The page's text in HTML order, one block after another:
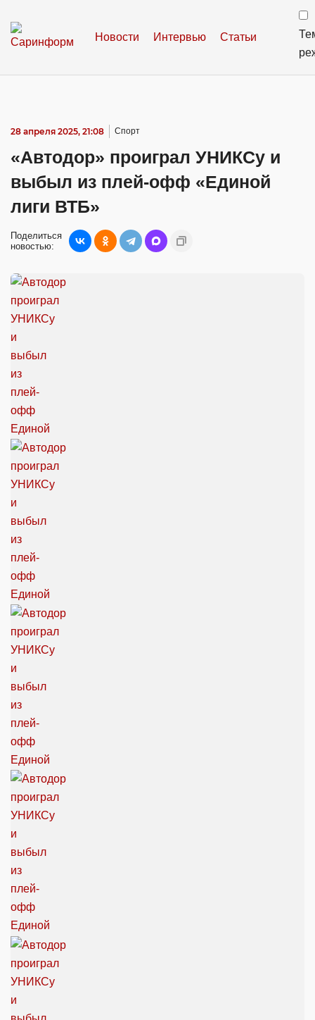
Новости Интервью Статьи
28 апреля 2025, 21:08 Спорт
«Автодор» проиграл УНИКСу и
выбыл из плей-офф «Единой
лиги ВТБ»
Поделиться
новостью: